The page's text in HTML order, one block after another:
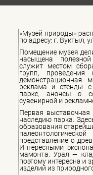
«Музей природы»
по адресу: г. Вуктыл,
Помещение музея
насыщена
служит местом
групп, проведения
демонстрационная
реклама и стенды
парке, анонсы о
сувенирной и
Первая выставочная
наследию парка.
образования
представление о
Интересными
мамонта. Урал —
поэтому интересна и
изделий из